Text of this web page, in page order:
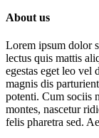
About us
Lorem ipsum dolor
lectus quis mattis
egestas eget leo vel
magnis dis
potenti. Cum sociis
montes, nascetur
felis pharetra sed.